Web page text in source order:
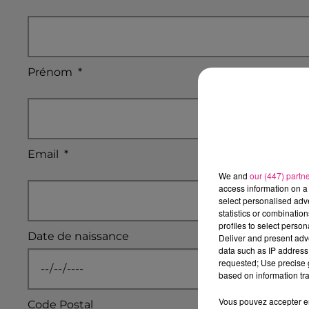
Prénom *
Email *
Date de naissance
Code Postal
We and our (447)
access information on
select personalised
statistics or
profiles to select
Deliver and present
data such as IP
requested; Use precise
based on information
Vous pouvez accepter